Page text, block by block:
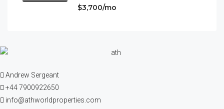
$3,700/mo
Andrew Sergeant
+44 7900922650
info@athworldproperties.com